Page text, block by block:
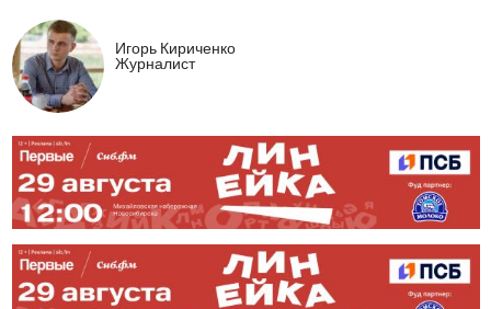
Игорь Кириченко
Журналист